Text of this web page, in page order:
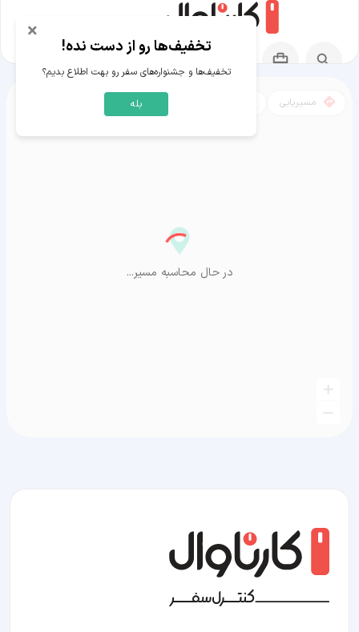
مسیریابی
در حال محاسبه مسیر...
× تخفیف‌ها رو از دست نده!
تخفیف‌ها و جشنواره‌های سفر رو بهت اطلاع بدیم؟
بله